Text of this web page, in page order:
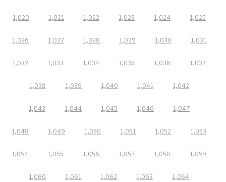
1,020 1,021 1,022 1,023 1,024 1,025
1,026 1,027 1,028 1,029 1,030 1,031
1,032 1,033 1,034 1,035 1,036 1,037
1,038 1,039 1,040 1,041 1,042
1,043 1,044 1,045 1,046 1,047
1,048 1,049 1,050 1,051 1,052 1,053
1,054 1,055 1,056 1,057 1,058 1,059
1,060 1,061 1,062 1,063 1,064